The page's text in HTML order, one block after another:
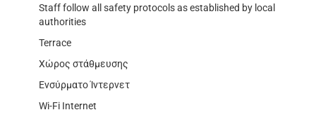
Staff follow all safety protocols as established by local
authorities
Terrace
Χώρος στάθμευσης
Ενσύρματο Ίντερνετ
Wi-Fi Internet